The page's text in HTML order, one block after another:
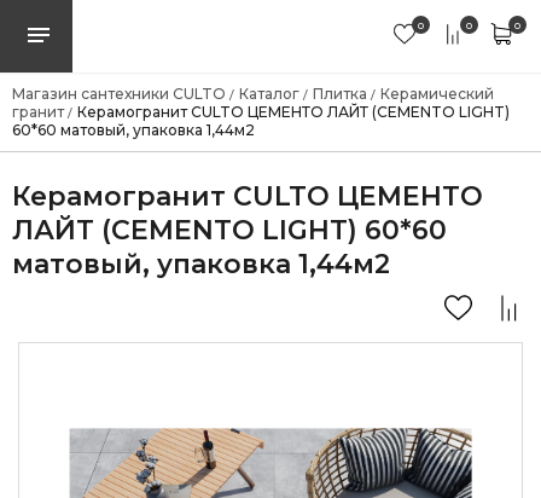
0 0 0
Магазин сантехники CULTO / Каталог / Плитка / Керамический
гранит/ Керамогранит CULTO ЦЕМЕНТО ЛАЙТ (CEMENTO LIGHT)
60*60 матовый, упаковка 1,44м2
Керамогранит CULTO ЦЕМЕНТО
ЛАЙТ (CEMENTO LIGHT) 60*60
матовый, упаковка 1,44м2